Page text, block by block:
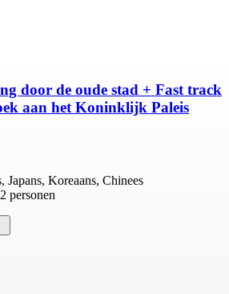
door de oude stad + Fast track
aan het Koninklijk Paleis
Japans, Koreaans, Chinees
personen